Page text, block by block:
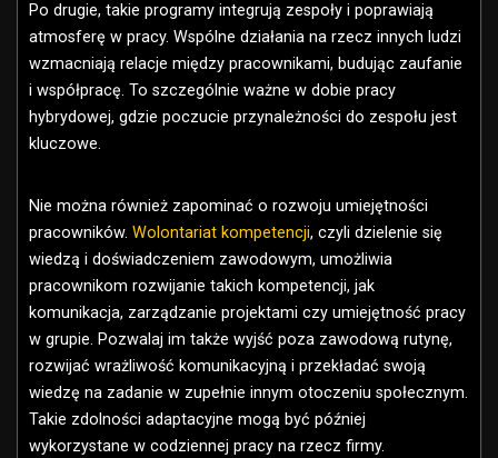
Po drugie, takie programy integrują zespoły i poprawiają
atmosferę w pracy. Wspólne działania na rzecz innych ludzi
wzmacniają relacje między pracownikami, budując zaufanie
i współpracę. To szczególnie ważne w dobie pracy
hybrydowej, gdzie poczucie przynależności do zespołu jest
kluczowe.
Nie można również zapominać o rozwoju umiejętności
pracowników. Wolontariat kompetencji, czyli dzielenie się
wiedzą i doświadczeniem zawodowym, umożliwia
pracownikom rozwijanie takich kompetencji, jak
komunikacja, zarządzanie projektami czy umiejętność pracy
w grupie. Pozwalaj im także wyjść poza zawodową rutynę,
rozwijać wrażliwość komunikacyjną i przekładać swoją
wiedzę na zadanie w zupełnie innym otoczeniu społecznym.
Takie zdolności adaptacyjne mogą być później
wykorzystane w codziennej pracy na rzecz firmy.